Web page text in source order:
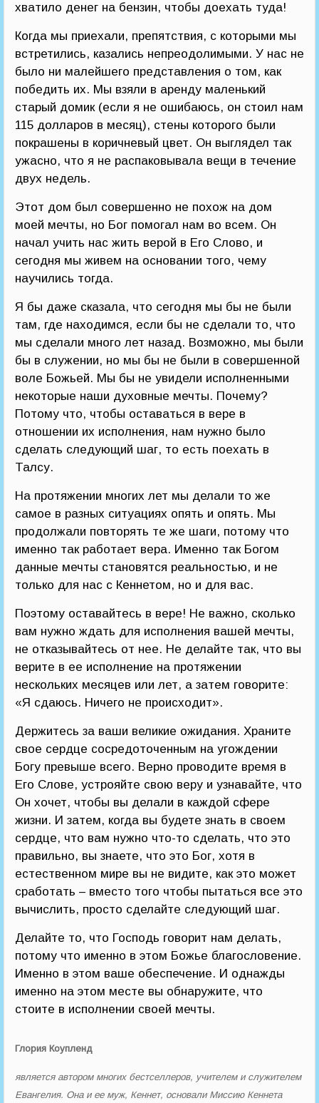
хватило денег на бензин, чтобы доехать туда!
Когда мы приехали, препятствия, с которыми мы
встретились, казались непреодолимыми. У нас не
было ни малейшего представления о том, как
победить их. Мы взяли в аренду маленький
старый домик (если я не ошибаюсь, он стоил нам
115 долларов в месяц), стены которого были
покрашены в коричневый цвет. Он выглядел так
ужасно, что я не распаковывала вещи в течение
двух недель.
Этот дом был совершенно не похож на дом
моей мечты, но Бог помогал нам во всем. Он
начал учить нас жить верой в Его Слово, и
сегодня мы живем на основании того, чему
научились тогда.
Я бы даже сказала, что сегодня мы бы не были
там, где находимся, если бы не сделали то, что
мы сделали много лет назад. Возможно, мы были
бы в служении, но мы бы не были в совершенной
воле Божьей. Мы бы не увидели исполненными
некоторые наши духовные мечты. Почему?
Потому что, чтобы оставаться в вере в
отношении их исполнения, нам нужно было
сделать следующий шаг, то есть поехать в
Талсу.
На протяжении многих лет мы делали то же
самое в разных ситуациях опять и опять. Мы
продолжали повторять те же шаги, потому что
именно так работает вера. Именно так Богом
данные мечты становятся реальностью, и не
только для нас с Кеннетом, но и для вас.
Поэтому оставайтесь в вере! Не важно, сколько
вам нужно ждать для исполнения вашей мечты,
не отказывайтесь от нее. Не делайте так, что вы
верите в ее исполнение на протяжении
нескольких месяцев или лет, а затем говорите:
«Я сдаюсь. Ничего не происходит».
Держитесь за ваши великие ожидания. Храните
свое сердце сосредоточенным на угождении
Богу превыше всего. Верно проводите время в
Его Слове, устрояйте свою веру и узнавайте, что
Он хочет, чтобы вы делали в каждой сфере
жизни. И затем, когда вы будете знать в своем
сердце, что вам нужно что-то сделать, что это
правильно, вы знаете, что это Бог, хотя в
естественном мире вы не видите, как это может
сработать – вместо того чтобы пытаться все это
вычислить, просто сделайте следующий шаг.
Делайте то, что Господь говорит нам делать,
потому что именно в этом Божье благословение.
Именно в этом ваше обеспечение. И однажды
именно на этом месте вы обнаружите, что
стоите в исполнении своей мечты.
Глория Коупленд
является автором многих бестселлеров, учителем и служителем
Евангелия. Она и ее муж, Кеннет, основали Миссию Кеннета